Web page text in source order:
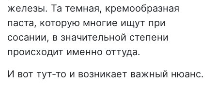
железы. Та темная, кремообразная
паста, которую многие ищут при
сосании, в значительной степени
происходит именно оттуда.
И вот тут-то и возникает важный нюанс.